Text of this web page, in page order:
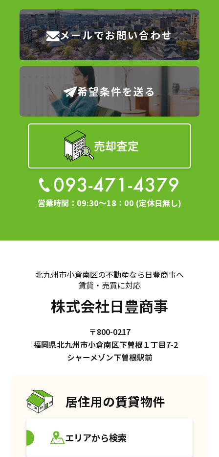
メールでお問い合わせ
希望条件を送る
093-471-4379
営業時間：09:30～18：00 (定休日無し)
売却査定
北九州市小倉南区の不動産なら日豊商事へ
賃貸・売買に対応
株式会社日豊商事
〒800-0217
福岡県北九州市小倉南区下曽根１丁目7-2
シャーメゾン下曽根駅前
居住用の賃貸物件
エリアから検索